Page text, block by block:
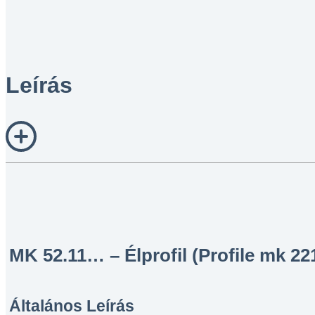
Leírás
MK 52.11… – Élprofil (Profile mk
Általános Leírás